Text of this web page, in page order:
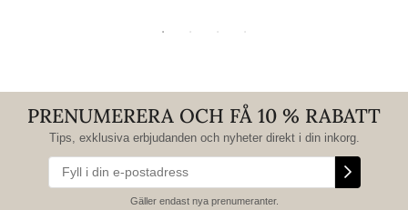
PRENUMERERA OCH FÅ 10 % RABATT
Tips, exklusiva erbjudanden och nyheter direkt i din inkorg.
Gäller endast nya prenumeranter.